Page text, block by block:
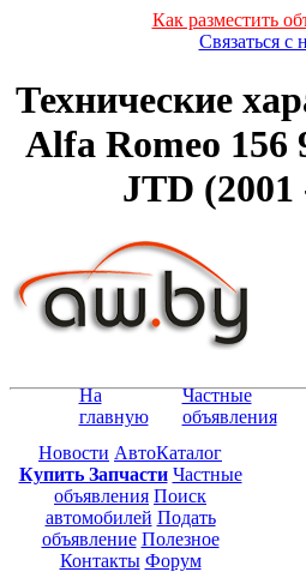
Как разместить
Связаться с
Технические
Alfa Romeo 156
JTD (2001
На
главную
Частные
объявления
Новости АвтоКаталог
Купить Запчасти Частные
объявления Поиск
автомобилей Подать
объявление Полезное
Контакты Форум